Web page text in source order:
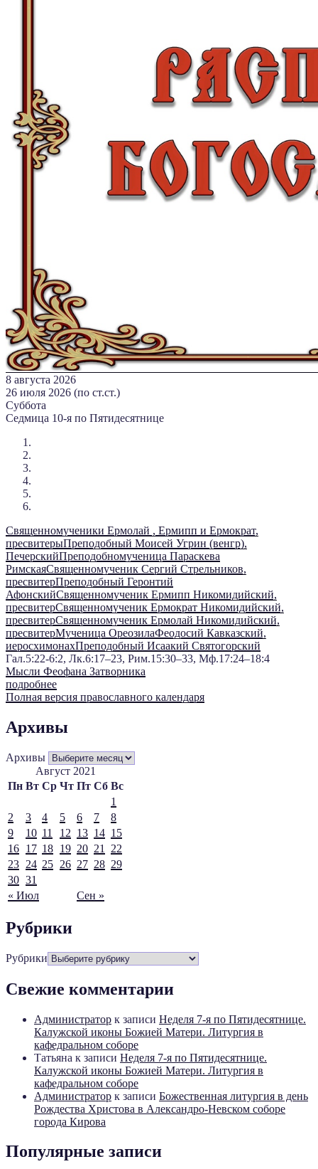
8 августа 2026
26 июля 2026 (по ст.ст.)
Суббота
Седмица 10-я по Пятидесятнице
Священномученики Ермолай , Ермипп и Ермократ,
пресвитерыПреподобный Моисей Угрин (венгр),
ПечерскийПреподобномученица Параскева
РимскаяСвященномученик Сергий Стрельников,
пресвитерПреподобный Геронтий
АфонскийСвященномученик Ермипп Никомидийский,
пресвитерСвященномученик Ермократ Никомидийский,
пресвитерСвященномученик Ермолай Никомидийский,
пресвитерМученица ОреозилаФеодосий Кавказский,
иеросхимонахПреподобный Исаакий Святогорский
Гал.5:22-6:2, Лк.6:17–23, Рим.15:30–33, Мф.17:24–18:4
Мысли Феофана Затворника
подробнее
Полная версия православного календаря
Архивы
Архивы
Август 2021
Пн Вт Ср Чт Пт Сб Вс
« Июл Сен »
1
2
3 4 5 6 7
8
9
10 11 12 13 14 15
16 17 18 19 20 21
22
23 24 25 26 27 28 29
30 31
Рубрики
Рубрики
Свежие комментарии
Администратор к записи Неделя 7-я по Пятидесятнице.
Калужской иконы Божией Матери. Литургия в
кафедральном соборе
Татьяна к записи Неделя 7-я по Пятидесятнице.
Калужской иконы Божией Матери. Литургия в
кафедральном соборе
Администратор к записи Божественная литургия в день
Рождества Христова в Александро-Невском соборе
города Кирова
Популярные записи